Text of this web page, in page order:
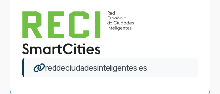
reddeciudadesinteligentes.es